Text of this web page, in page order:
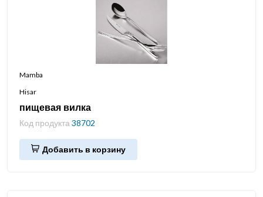
Mamba
Hisar
пищевая вилка
Код продукта 38702
Добавить в корзину